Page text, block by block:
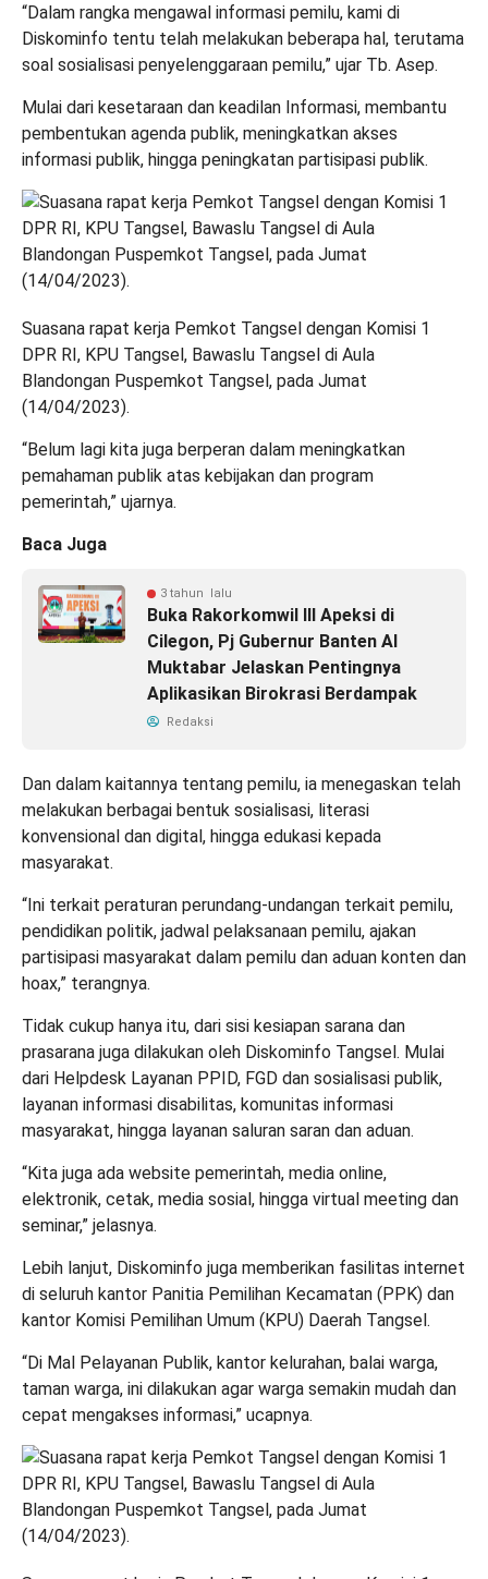
“Dalam rangka mengawal informasi pemilu, kami di
Diskominfo tentu telah melakukan beberapa hal, terutama
soal sosialisasi penyelenggaraan pemilu,” ujar Tb. Asep.
Mulai dari kesetaraan dan keadilan Informasi, membantu
pembentukan agenda publik, meningkatkan akses
informasi publik, hingga peningkatan partisipasi publik.
Suasana rapat kerja Pemkot Tangsel dengan Komisi 1
DPR RI, KPU Tangsel, Bawaslu Tangsel di Aula
Blandongan Puspemkot Tangsel, pada Jumat
(14/04/2023).
“Belum lagi kita juga berperan dalam meningkatkan
pemahaman publik atas kebijakan dan program
pemerintah,” ujarnya.
Baca Juga
3 tahun lalu
Buka Rakorkomwil III Apeksi di
Cilegon, Pj Gubernur Banten Al
Muktabar Jelaskan Pentingnya
Aplikasikan Birokrasi Berdampak
Redaksi
Dan dalam kaitannya tentang pemilu, ia menegaskan telah
melakukan berbagai bentuk sosialisasi, literasi
konvensional dan digital, hingga edukasi kepada
masyarakat.
“Ini terkait peraturan perundang-undangan terkait pemilu,
pendidikan politik, jadwal pelaksanaan pemilu, ajakan
partisipasi masyarakat dalam pemilu dan aduan konten dan
hoax,” terangnya.
Tidak cukup hanya itu, dari sisi kesiapan sarana dan
prasarana juga dilakukan oleh Diskominfo Tangsel. Mulai
dari Helpdesk Layanan PPID, FGD dan sosialisasi publik,
layanan informasi disabilitas, komunitas informasi
masyarakat, hingga layanan saluran saran dan aduan.
“Kita juga ada website pemerintah, media online,
elektronik, cetak, media sosial, hingga virtual meeting dan
seminar,” jelasnya.
Lebih lanjut, Diskominfo juga memberikan fasilitas internet
di seluruh kantor Panitia Pemilihan Kecamatan (PPK) dan
kantor Komisi Pemilihan Umum (KPU) Daerah Tangsel.
“Di Mal Pelayanan Publik, kantor kelurahan, balai warga,
taman warga, ini dilakukan agar warga semakin mudah dan
cepat mengakses informasi,” ucapnya.